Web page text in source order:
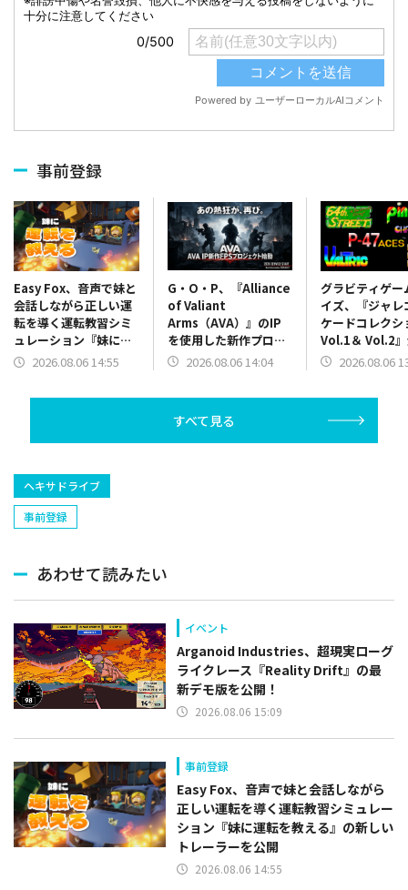
事前登録
Easy Fox、音声で妹と
会話しながら正しい運
転を導く運転教習シミ
ュレーション『妹に運
転を教える』の新しい
2026.08.06 14:55
G・O・P、『Alliance
of Valiant
Arms（AVA）』のIP
を使用した新作プロジ
ェクトが始動！2026年
2026.08.06 14:04
グラビティゲー
イズ、『ジャレ
ケードコレクシ
Vol.1＆ Vol.2
イトルが発表！
2026.08.06
すべて見る
ヘキサドライブ
事前登録
あわせて読みたい
イベント
Arganoid Industries、超現実ローグ
ライクレース『Reality Drift』の最
新デモ版を公開！
2026.08.06 15:09
事前登録
Easy Fox、音声で妹と会話しながら
正しい運転を導く運転教習シミュレー
ション『妹に運転を教える』の新しい
トレーラーを公開
2026.08.06 14:55